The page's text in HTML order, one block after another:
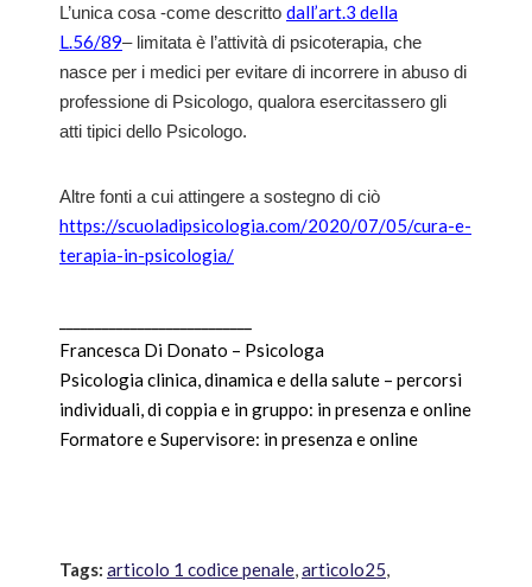
L’unica cosa -come descritto dall’art.3 della
L.56/89– limitata è l’attività di psicoterapia, che
nasce per i medici per evitare di incorrere in abuso di
professione di Psicologo, qualora esercitassero gli
atti tipici dello Psicologo.
Altre fonti a cui attingere a sostegno di ciò
https://scuoladipsicologia.com/2020/07/05/cura-e-
terapia-in-psicologia/
Francesca Di Donato – Psicologa
Psicologia clinica, dinamica e della salute – percorsi
individuali, di coppia e in gruppo: in presenza e online
Formatore e Supervisore: in presenza e online
Tags: articolo 1 codice penale,articolo25,